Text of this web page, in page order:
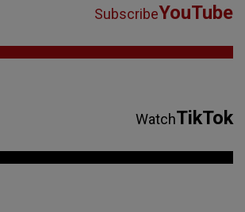
SubscribeYouTube
WatchTikTok